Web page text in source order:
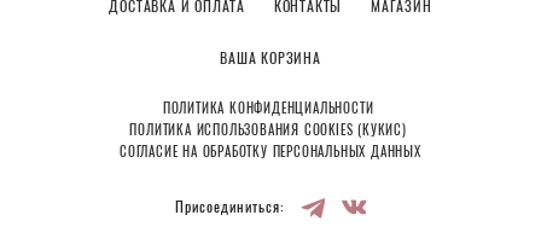
ДОСТАВКА И ОПЛАТА КОНТАКТЫ МАГАЗИН
ВАША КОРЗИНА
ПОЛИТИКА КОНФИДЕНЦИАЛЬНОСТИ
ПОЛИТИКА ИСПОЛЬЗОВАНИЯ COOKIES (КУКИС)
СОГЛАСИЕ НА ОБРАБОТКУ ПЕРСОНАЛЬНЫХ ДАННЫХ
Присоединиться: